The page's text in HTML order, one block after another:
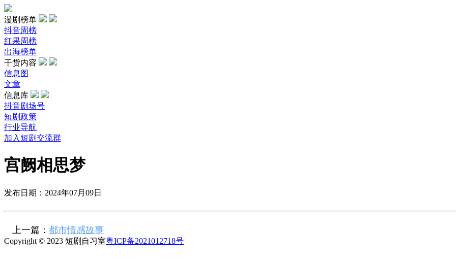
漫剧榜单
抖音周榜
红果周榜
出海榜单
干货内容
信息图
文章
信息库
抖音剧场号
短剧政策
行业导航
加入短剧交流群
宫阙相思梦
发布日期：2024年07月09日
上一篇： 都市情感故事
Copyright © 2023 短剧自习室粤ICP备2021012718号